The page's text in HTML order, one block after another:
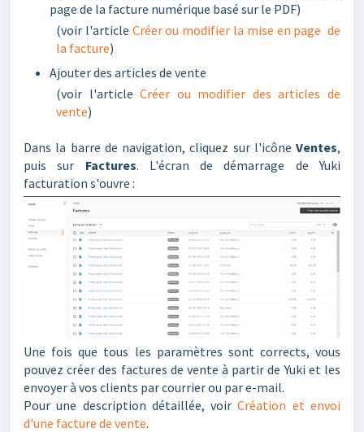
page de la facture numérique basé sur le PDF)
(voir l'article Créer ou modifier la mise en page de
la facture)
Ajouter des articles de vente
(voir l'articleCréer ou modifier des articles de
vente)
Dans la barre de navigation, cliquez sur l'icône Ventes,
puis sur Factures. L'écran de démarrage de Yuki
facturation s'ouvre :
Une fois que tous les paramètres sont corrects, vous
pouvez créer des factures de vente à partir de Yuki et les
envoyer à vos clients par courrier ou par e-mail.
Pour une description détaillée, voirCréation et envoi
d'une facture de vente.